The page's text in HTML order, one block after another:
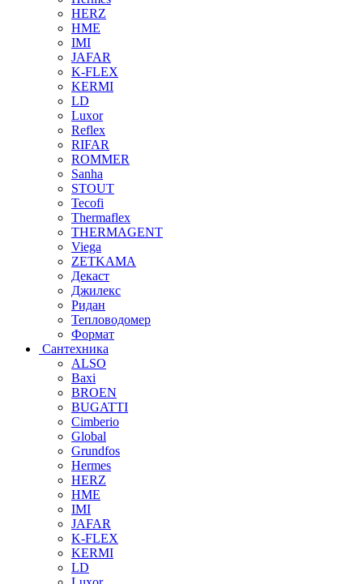
HERZ
HME
IMI
JAFAR
K-FLEX
KERMI
LD
Luxor
Reflex
RIFAR
ROMMER
Sanha
STOUT
Tecofi
Thermaflex
THERMAGENT
Viega
ZETKAMA
Декаст
Джилекс
Ридан
Тепловодомер
Формат
Сантехника
ALSO
Baxi
BROEN
BUGATTI
Cimberio
Global
Grundfos
Hermes
HERZ
HME
IMI
JAFAR
K-FLEX
KERMI
LD